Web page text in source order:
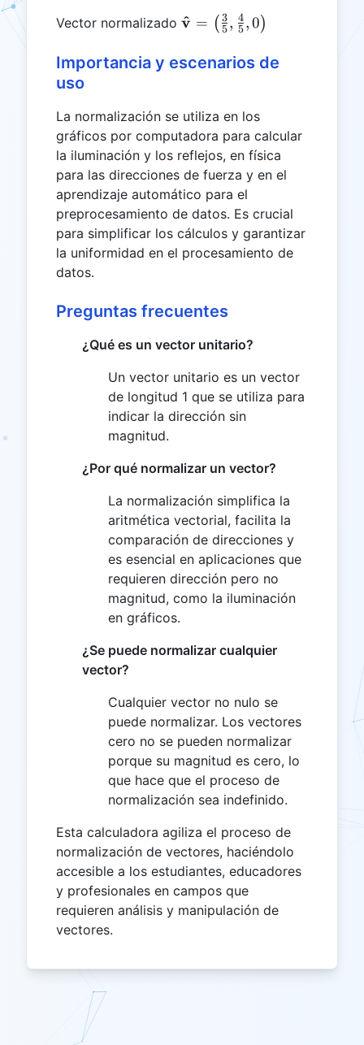
4^2 + 0^2} =
Vector normalizado \mathbf{\hat{v}}
{5}, \frac{4}{5},
v
^ = ( 5
3, 5
4, 0)
Importancia y escenarios de
uso
La normalización se utiliza en los
gráficos por computadora para calcular
la iluminación y los reflejos, en física
para las direcciones de fuerza y en el
aprendizaje automático para el
preprocesamiento de datos. Es crucial
para simplificar los cálculos y garantizar
la uniformidad en el procesamiento de
datos.
Preguntas frecuentes
¿Qué es un vector unitario?
Un vector unitario es un vector
de longitud 1 que se utiliza para
indicar la dirección sin
magnitud.
¿Por qué normalizar un vector?
La normalización simplifica la
aritmética vectorial, facilita la
comparación de direcciones y
es esencial en aplicaciones que
requieren dirección pero no
magnitud, como la iluminación
en gráficos.
¿Se puede normalizar cualquier
vector?
Cualquier vector no nulo se
puede normalizar. Los vectores
cero no se pueden normalizar
porque su magnitud es cero, lo
que hace que el proceso de
normalización sea indefinido.
Esta calculadora agiliza el proceso de
normalización de vectores, haciéndolo
accesible a los estudiantes, educadores
y profesionales en campos que
requieren análisis y manipulación de
vectores.